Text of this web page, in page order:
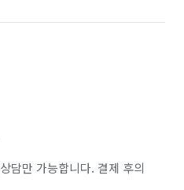
담만 가능합니다. 결제 후의